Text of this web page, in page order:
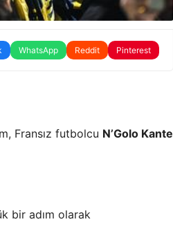
WhatsApp Reddit Pinterest
Fransız futbolcu N’Golo Kante
bir adım olarak